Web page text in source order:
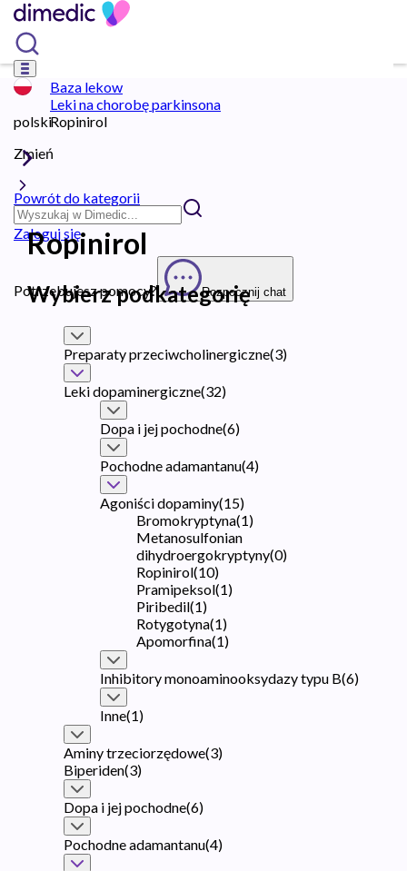
polski
Zmień
Zaloguj się
Potrzebujesz pomocy? Rozpocznij chat
Baza lekow
Leki na chorobę parkinsona
Ropinirol
Powrót do kategorii
Ropinirol
Wybierz podkategorię
Preparaty przeciwcholinergiczne(3)
Leki dopaminergiczne(32)
Dopa i jej pochodne(6)
Pochodne adamantanu(4)
Agoniści dopaminy(15)
Bromokryptyna(1)
Metanosulfonian
dihydroergokryptyny(0)
Ropinirol(10)
Pramipeksol(1)
Piribedil(1)
Rotygotyna(1)
Apomorfina(1)
Inhibitory monoaminooksydazy typu B(6)
Inne(1)
Aminy trzeciorzędowe(3)
Biperiden(3)
Dopa i jej pochodne(6)
Pochodne adamantanu(4)